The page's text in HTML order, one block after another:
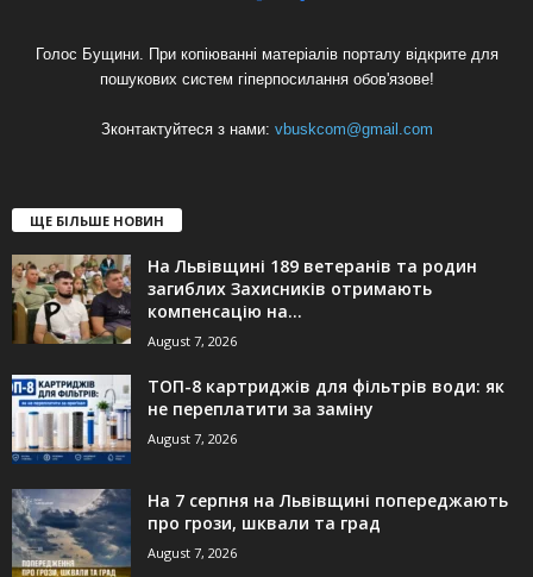
Голос Бущини. При копіюванні матеріалів порталу відкрите для
пошукових систем гіперпосилання обов'язове!
Зконтактуйтеся з нами: vbuskcom@gmail.com
ЩЕ БІЛЬШЕ НОВИН
На Львівщині 189 ветеранів та родин
загиблих Захисників отримають
компенсацію на...
August 7, 2026
ТОП-8 картриджів для фільтрів води: як
не переплатити за заміну
August 7, 2026
На 7 серпня на Львівщині попереджають
про грози, шквали та град
August 7, 2026